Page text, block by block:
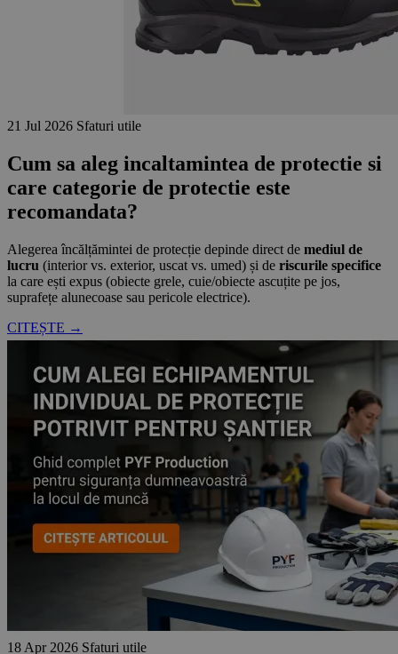
21 Jul 2026 Sfaturi utile
Cum sa aleg incaltamintea de protectie si
care categorie de protectie este
recomandata?
Alegerea încălțămintei de protecție depinde direct de mediul de
lucru (interior vs. exterior, uscat vs. umed) și de riscurile specifice
la care ești expus (obiecte grele, cuie/obiecte ascuțite pe jos,
suprafețe alunecoase sau pericole electrice).
CITEȘTE →
18 Apr 2026 Sfaturi utile